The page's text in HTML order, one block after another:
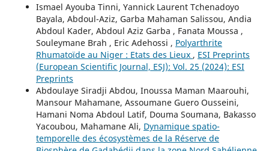
Ismael Ayouba Tinni, Yannick Laurent Tchenadoyo
Bayala, Abdoul-Aziz, Garba Mahaman Salissou, Andia
Abdoul Kader, Abdoul Aziz Garba , Fanata Moussa ,
Souleymane Brah , Eric Adehossi , Polyarthrite
Rhumatoïde au Niger : Etats des Lieux , ESI Preprints
(European Scientific Journal, ESJ): Vol. 25 (2024): ESI
Preprints
Abdoulaye Siradji Abdou, Inoussa Maman Maarouhi,
Mansour Mahamane, Assoumane Guero Ousseini,
Hamani Noma Abdoul Latif, Douma Soumana, Bakasso
Yacoubou, Mahamane Ali, Dynamique spatio-
temporelle des écosystèmes de la Réserve de